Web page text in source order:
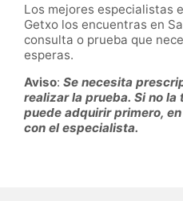
Los mejores especialistas
Getxo los encuentras en
consulta o prueba que
esperas.
Aviso: Se necesita
realizar la prueba. Si no
puede adquirir primero,
con el especialista.